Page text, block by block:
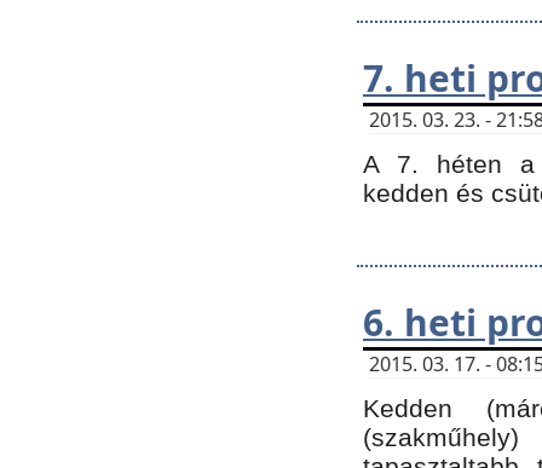
7. heti
2015. 03. 23. -
A 7. héten a
kedden és
6. heti
2015. 03. 17. -
Kedden